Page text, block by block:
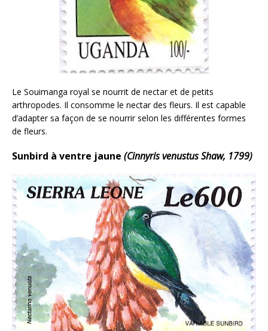
Le Souimanga royal se nourrit de nectar et de petits
arthropodes. Il consomme le nectar des fleurs. Il est capable
d’adapter sa façon de se nourrir selon les différentes formes
de fleurs.
Sunbird à ventre jaune (Cinnyris venustus Shaw, 1799)